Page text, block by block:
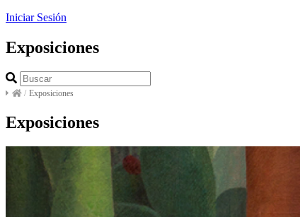
Iniciar Sesión
Exposiciones
/ Exposiciones
Exposiciones